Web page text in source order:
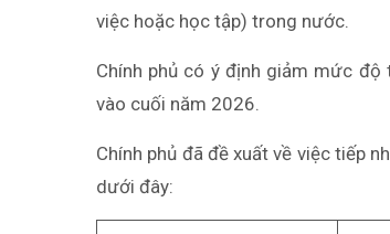
việc hoặc học tập) trong nước.
Chính phủ có ý định giảm mức
vào cuối năm 2026.
Chính phủ đã đề xuất về việc tiếp
dưới đây: